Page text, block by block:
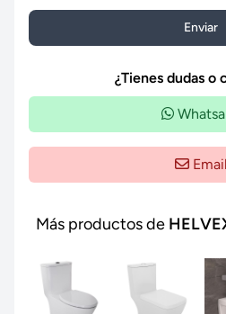
Enviar
¿Tienes dudas o
Email
Más productos de